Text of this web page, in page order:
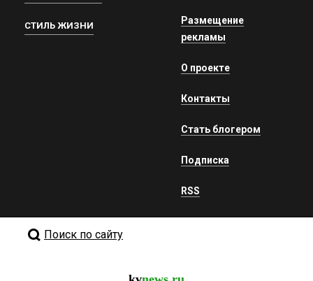
СТИЛЬ ЖИЗНИ
Размещение
рекламы
О проекте
Контакты
Стать блогером
Подписка
RSS
Поиск по сайту